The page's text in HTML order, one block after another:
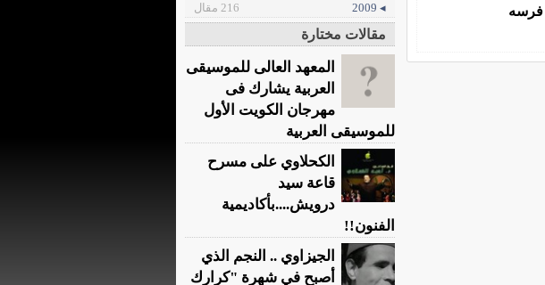
فرسه
◂ 2009
216 مقال
مقالات مختارة
المعهد العالى للموسيقى
العربية يشارك فى
مهرجان الكويت الأول
للموسيقى العربية
الكحلاوي على مسرح
قاعة سيد
درويش....بأكاديمية
الفنون!!
الجيزاوي .. النجم الذي
أصبح في شهرة "كرارك